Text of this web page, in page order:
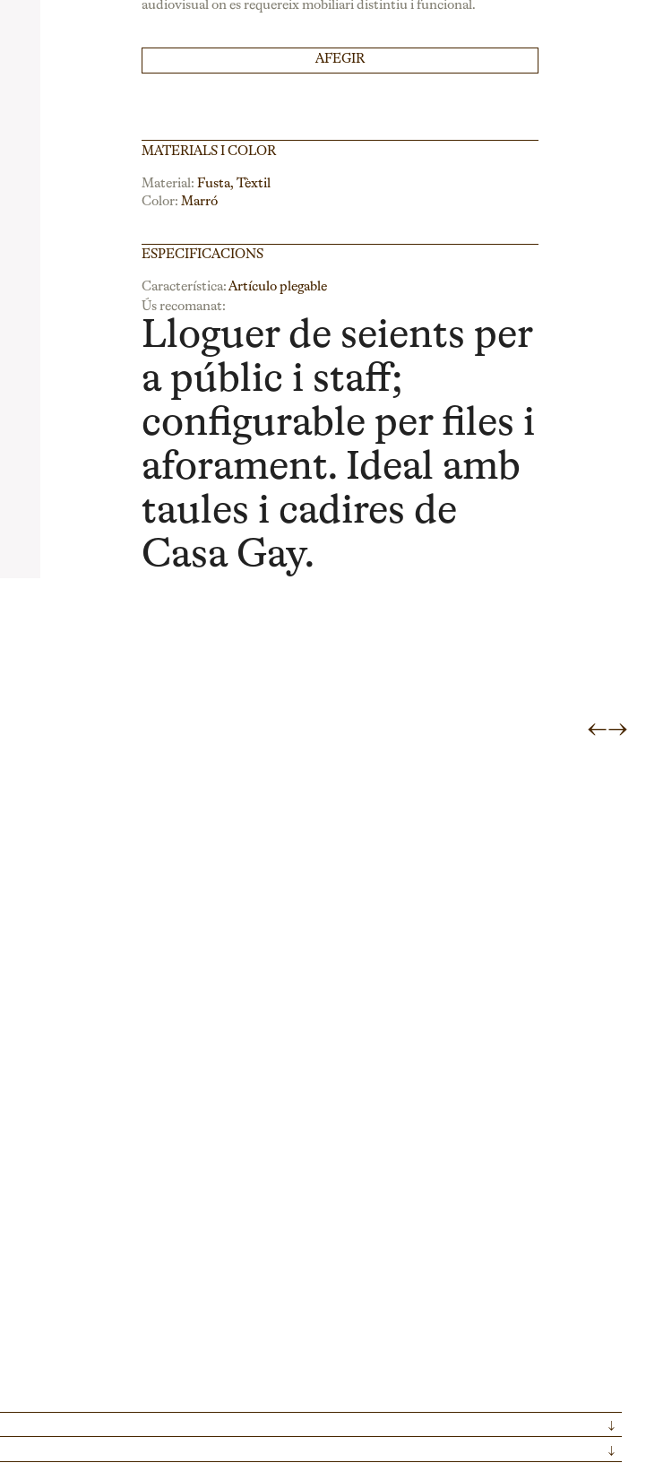
audiovisual on es requereix mobiliari distintiu i funcional.
AFEGIR
MATERIALS I COLOR
Material: Fusta, Tèxtil
Color: Marró
ESPECIFICACIONS
Característica:Artículo plegable
Ús recomanat:
Lloguer de seients per
a públic i staff;
configurable per files i
aforament. Ideal amb
taules i cadires de
Casa Gay.
←→
↓
↓